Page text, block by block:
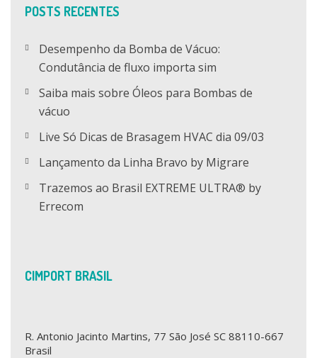
POSTS RECENTES
Desempenho da Bomba de Vácuo:
Condutância de fluxo importa sim
Saiba mais sobre Óleos para Bombas de
vácuo
Live Só Dicas de Brasagem HVAC dia 09/03
Lançamento da Linha Bravo by Migrare
Trazemos ao Brasil EXTREME ULTRA® by
Errecom
CIMPORT BRASIL
R. Antonio Jacinto Martins, 77 São José SC 88110-667
Brasil